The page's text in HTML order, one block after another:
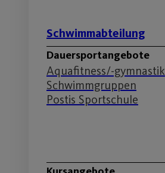
Schwimmabteilung
Dauersportangebote
Aquafitness/-gymnastik
Schwimmgruppen
Postis Sportschule